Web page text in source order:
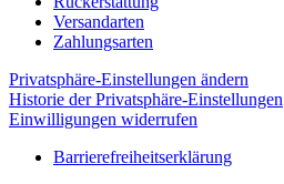
Versandarten
Zahlungsarten
Privatsphäre-Einstellungen ändern
Historie der Privatsphäre-Einstellungen
Einwilligungen widerrufen
Barrierefreiheitserklärung